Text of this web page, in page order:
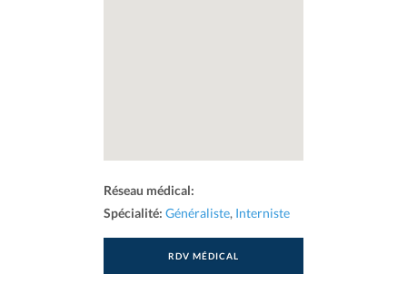
Réseau médical:
Spécialité: Généraliste, Interniste
RDV MÉDICAL